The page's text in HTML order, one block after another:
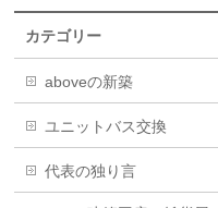
カテゴリー
aboveの新築
ユニットバス交換
代表の独り言